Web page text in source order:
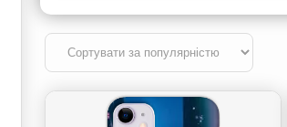
Samsung
Huawei
Realme
TECNO
OnePlus
Google
Infinix
Motorola